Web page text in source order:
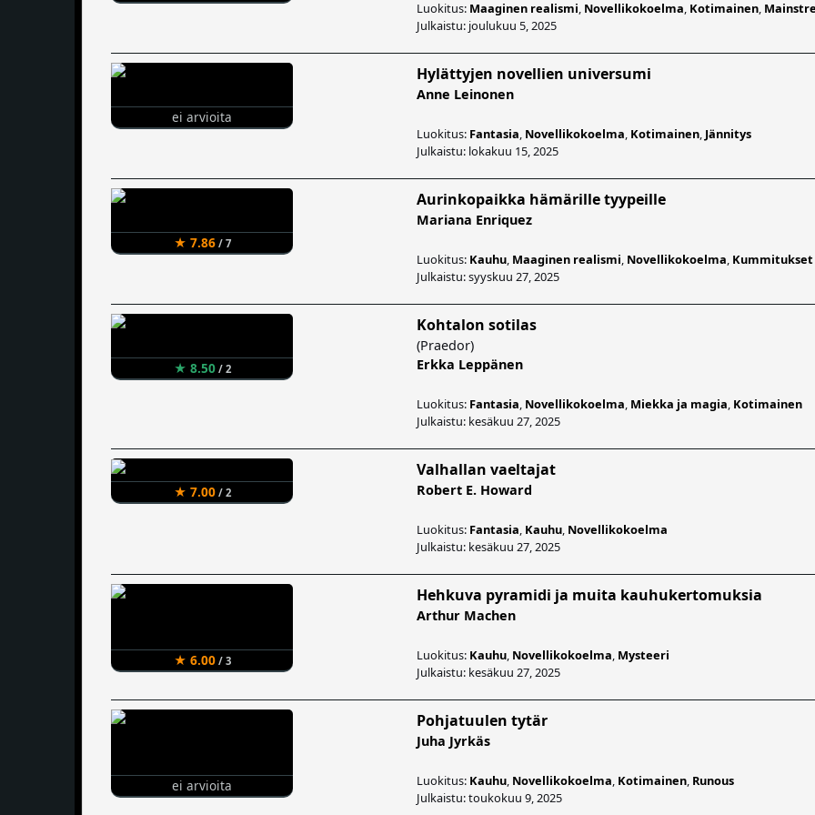
Luokitus: Maaginen realismi, Novellikokoelma, Kotimainen,
Julkaistu: joulukuu 5, 2025
ei arvioita
Hylättyjen novellien universumi
Anne Leinonen
Luokitus: Fantasia, Novellikokoelma, Kotimainen, Jännitys
Julkaistu: lokakuu 15, 2025
★ 7.86/ 7
Aurinkopaikka hämärille tyypeille
Mariana Enriquez
Luokitus: Kauhu, Maaginen realismi, Novellikokoelma, Kummitukset
Julkaistu: syyskuu 27, 2025
★ 8.50/ 2
Kohtalon sotilas
(Praedor)
Erkka Leppänen
Luokitus: Fantasia, Novellikokoelma, Miekka ja magia, Kotimainen
Julkaistu: kesäkuu 27, 2025
★ 7.00/ 2
Valhallan vaeltajat
Robert E. Howard
Luokitus: Fantasia, Kauhu, Novellikokoelma
Julkaistu: kesäkuu 27, 2025
★ 6.00/ 3
Hehkuva pyramidi ja muita kauhukertomuksia
Arthur Machen
Luokitus: Kauhu, Novellikokoelma, Mysteeri
Julkaistu: kesäkuu 27, 2025
ei arvioita
Pohjatuulen tytär
Juha Jyrkäs
Luokitus: Kauhu, Novellikokoelma, Kotimainen, Runous
Julkaistu: toukokuu 9, 2025